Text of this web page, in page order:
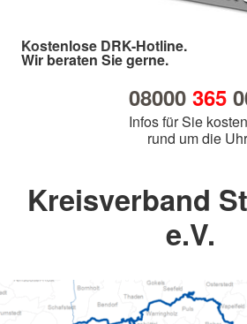
Kostenlose DRK-Hotline.
Wir beraten Sie gerne.
08000 365
Infos für Sie
rund um die Uhr
Kreisverband
e.V.